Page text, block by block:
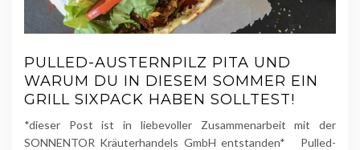
PULLED-AUSTERNPILZ PITA UND
WARUM DU IN DIESEM SOMMER EIN
GRILL SIXPACK HABEN SOLLTEST!
*dieser Post ist in liebevoller Zusammenarbeit mit der
SONNENTOR Kräuterhandels GmbH entstanden* Pulled-